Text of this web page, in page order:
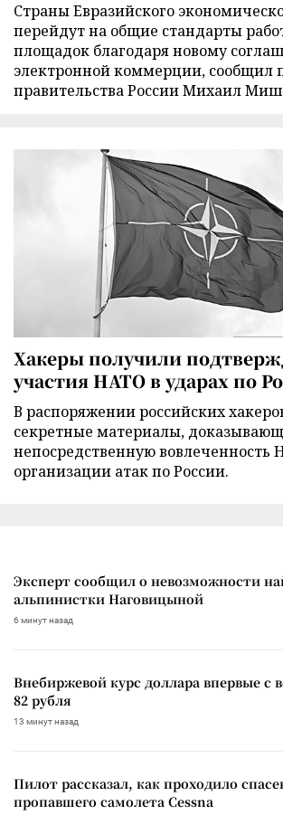
Страны Евразийского
перейдут на общие стандарты
площадок благодаря новому
электронной коммерции, сообщил
правительства России Михаил
Хакеры получили
участия НАТО в ударах по
В распоряжении российских
секретные материалы,
непосредственную вовлеченность
организации атак по России.
Эксперт сообщил о невозможности
альпинистки Наговицыной
6 минут назад
Внебиржевой курс доллара впервые с
82 рубля
13 минут назад
Пилот рассказал, как проходило
пропавшего самолета Cessna